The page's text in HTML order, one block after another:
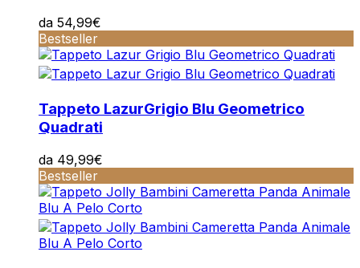
da 54,99€
Bestseller
Tappeto LazurGrigio Blu Geometrico
Quadrati
da 49,99€
Bestseller